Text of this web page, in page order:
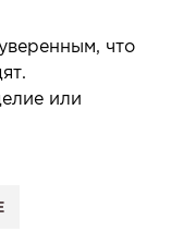
что
или
и
салон.